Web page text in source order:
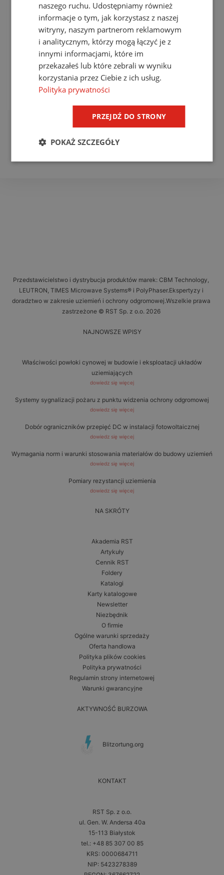
RST SAP 3A xxV S
zobacz produkt
Przedstawicielstwo i dystrybucja produktów marek: CBM Technology,
LEUTRON, TIMES Microwave Systems® i PolyPhaser.Ekspertyzy i
doradztwo w zakresie uziemień i ochrony odgromowej.Wszelkie prawa
zastrzeżone © RST Sp. z o.o. 2026
NAJNOWSZE WPISY
Właściwości powłoki cynowej w budowie i eksploatacji układów
uziemiających
dowiedz się więcej
Systemy sygnalizacji pożaru z punktu widzenia ochrony odgromowej
dowiedz się więcej
Dobór ograniczników przepięć DC w instalacji fotowoltaicznej
dowiedz się więcej
Wymagania norm i warunki stosowania materiałów do budowy uziemień
dowiedz się więcej
Pomiary rezystancji uziemienia
dowiedz się więcej
NA SKRÓTY
Akademia RST
Artykuły
Cennik RST
Foldery
Katalogi
Karty katalogowe
Newsletter
Niezbędnik
O firmie
Ogólne warunki sprzedaży
Oferta handlowa
Polityka plików cookies
Polityka prywatności
Regulamin strony internetowej
Warunki gwarancyjne
AKTYWNOŚĆ BURZOWA
Blitzortung.org
KONTAKT
RST Sp. z o.o.
ul. Gen. W. Andersa 40a
15-113 Białystok
tel.: +48 85 307 00 85
KRS: 0000684711
NIP: 5423278389
naszego ruchu. Udostępniamy również
informacje o tym, jak korzystasz z naszej
witryny, naszym partnerom reklamowym
i analitycznym, którzy mogą łączyć je z
innymi informacjami, które im
przekazałeś lub które zebrali w wyniku
korzystania przez Ciebie z ich usług.
Polityka prywatności
PRZEJDŹ DO STRONY
POKAŻ SZCZEGÓŁY